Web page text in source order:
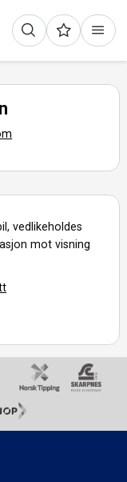
vedlikeholdes
mot visning